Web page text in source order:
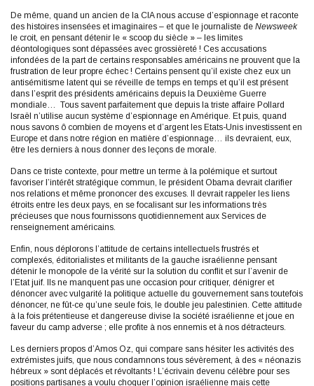
De même, quand un ancien de la CIA nous accuse d’espionnage et raconte
des histoires insensées et imaginaires – et que le journaliste de Newsweek
le croit, en pensant détenir le « scoop du siècle » – les limites
déontologiques sont dépassées avec grossièreté ! Ces accusations
infondées de la part de certains responsables américains ne prouvent que la
frustration de leur propre échec ! Certains pensent qu’il existe chez eux un
antisémitisme latent qui se réveille de temps en temps et qu’il est présent
dans l’esprit des présidents américains depuis la Deuxième Guerre
mondiale… Tous savent parfaitement que depuis la triste affaire Pollard
Israël n’utilise aucun système d’espionnage en Amérique. Et puis, quand
nous savons ô combien de moyens et d’argent les Etats-Unis investissent en
Europe et dans notre région en matière d’espionnage… ils devraient, eux,
être les derniers à nous donner des leçons de morale.
Dans ce triste contexte, pour mettre un terme à la polémique et surtout
favoriser l’intérêt stratégique commun, le président Obama devrait clarifier
nos relations et même prononcer des excuses. Il devrait rappeler les liens
étroits entre les deux pays, en se focalisant sur les informations très
précieuses que nous fournissons quotidiennement aux Services de
renseignement américains.
Enfin, nous déplorons l’attitude de certains intellectuels frustrés et
complexés, éditorialistes et militants de la gauche israélienne pensant
détenir le monopole de la vérité sur la solution du conflit et sur l’avenir de
l’Etat juif. Ils ne manquent pas une occasion pour critiquer, dénigrer et
dénoncer avec vulgarité la politique actuelle du gouvernement sans toutefois
dénoncer, ne fût-ce qu’une seule fois, le double jeu palestinien. Cette attitude
à la fois prétentieuse et dangereuse divise la société israélienne et joue en
faveur du camp adverse ; elle profite à nos ennemis et à nos détracteurs.
Les derniers propos d’Amos Oz, qui compare sans hésiter les activités des
extrémistes juifs, que nous condamnons tous sévèrement, à des « néonazis
hébreux » sont déplacés et révoltants ! L’écrivain devenu célèbre pour ses
positions partisanes a voulu choquer l’opinion israélienne mais cette